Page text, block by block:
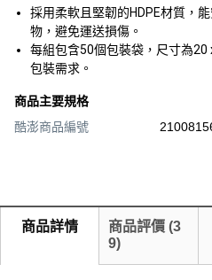
採用柔軟且堅韌的HDPE材質，
物，避免運送損傷。
每組包含50個包裝袋，尺寸為
包裝需求。
商品主要規格
酷澎商品編號
商品詳情 商品評價 (3
9)